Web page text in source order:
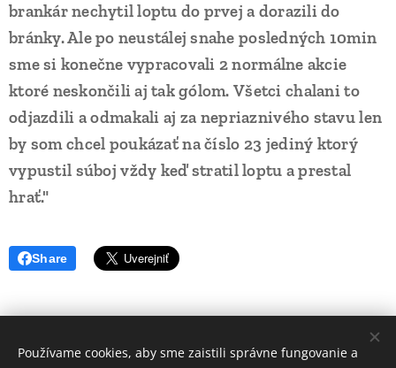
brankár nechytil loptu do prvej a dorazili do
bránky. Ale po neustálej snahe posledných 10min
sme si konečne vypracovali 2 normálne akcie
ktoré neskončili aj tak gólom. Všetci chalani to
odjazdili a odmakali aj za nepriaznivého stavu len
by som chcel poukázať na číslo 23 jediný ktorý
vypustil súboj vždy keď stratil loptu a prestal
hrať."
Share
Používame cookies, aby sme zaistili správne fungovanie a